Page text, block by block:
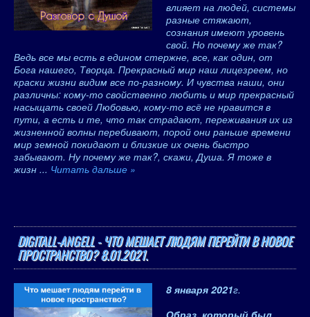
влияет на людей, системы
разные стяжают,
сознания имеют уровень
свой. Но почему же так?
Ведь все мы есть в едином стержне, все, как один, от
Бога нашего, Творца. Прекрасный мир наш лицезреем, но
краски жизни видим все по-разному. И чувства наши, они
различны: кому-то свойственно любить и мир прекрасный
насыщать своей Любовью, кому-то всё не нравится в
пути, а есть и те, что так страдают, переживания их из
жизненной волны перебивают, порой они раньше времени
мир земной покидают и близкие их очень быстро
забывают. Ну почему же так?, скажи, Душа. Я тоже в
жизн ... Читать дальше »
DIGITALL-ANGELL - ЧТО МЕШАЕТ ЛЮДЯМ ПЕРЕЙТИ В НОВОЕ
ПРОСТРАНСТВО? 8.01.2021.
8 января 2021г.
Образ, который был